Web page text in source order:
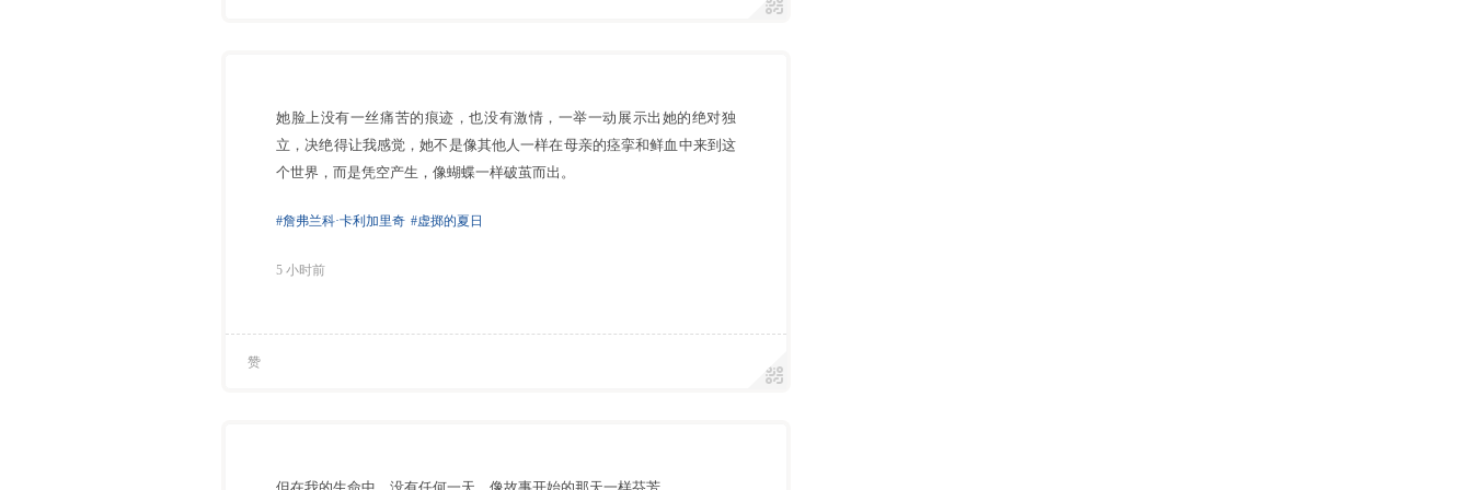
她脸上没有一丝痛苦的痕迹，也没有激情，一举一动展示出她的绝对独
立，决绝得让我感觉，她不是像其他人一样在母亲的痉挛和鲜血中来到这
个世界，而是凭空产生，像蝴蝶一样破茧而出。
#詹弗兰科·卡利加里奇 #虚掷的夏日
5 小时前
赞